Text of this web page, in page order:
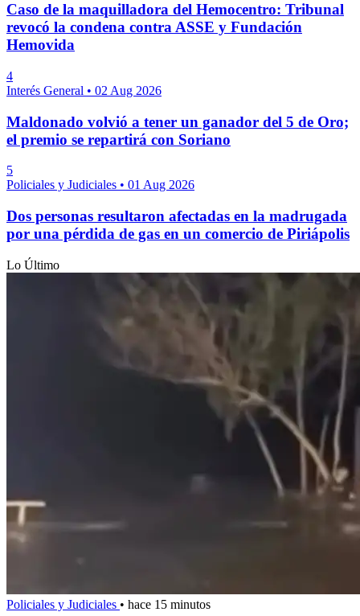
Caso de la maquilladora del Hemocentro: Tribunal
revocó la condena contra ASSE y Fundación
Hemovida
4
Interés General • 02 Aug 2026
Maldonado volvió a tener un ganador del 5 de Oro;
el premio se repartirá con Soriano
5
Policiales y Judiciales • 01 Aug 2026
Dos personas resultaron afectadas en la madrugada
por una pérdida de gas en un comercio de Piriápolis
Lo Último
Policiales y Judiciales • hace 15 minutos